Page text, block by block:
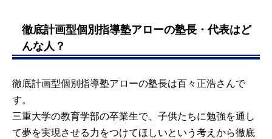
徹底計画型個別指導塾アローの塾長・代表はど
んな人？
徹底計画型個別指導塾アローの塾長は百々正浩さんで
す。
三重大学の教育学部の卒業生で、子供たちに勉強を通し
て夢を実現させる力をつけてほしいという考えから徹底